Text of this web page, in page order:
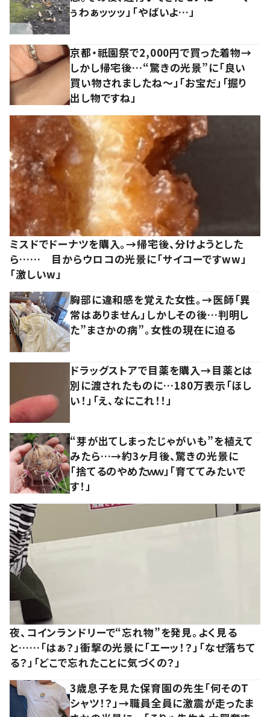
ぅわぁッッッ」「やばいよ…」
京都・祇園祭で2,000円で買った着物→
しかし帰宅後…“驚きの光景”に「良い
買い物されましたね～」「お宝だ」「掘り
出し物ですね」
ミスドでドーナツを購入。→帰宅後、分けようとした
ら…… 目からウロコの光景に「サイコーですww」
「激しいw」
胸部に違和感を覚えた女性。→医師「異
常はありません」しかしその後…判明し
た”まさかの病”。女性の現在に迫る
ドラッグストアで目薬を購入→目薬とは
別に渡されたものに…180万表示「ほし
い！」「え、なにこれ！！」
“芽が出てしまったじゃがいも”を植えて
みたら…→約3ヶ月後、驚きの光景に
「捨てるのやめたｗｗ」「育ててみたいで
す！」
夜、コインランドリーで“忘れ物”を発見。よく見る
と……「はぁ？」衝撃の光景に「エーッ！？」「なぜ落ちて
る？」「どこで忘れたことに気づくの？」
3歳息子を見た保育園の先生「何そのT
シャツ！？」→職員全員に激震が走ったま